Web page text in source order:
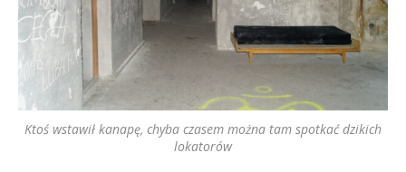
Ktoś wstawił kanapę, chyba czasem można tam spotkać dzikich
lokatorów